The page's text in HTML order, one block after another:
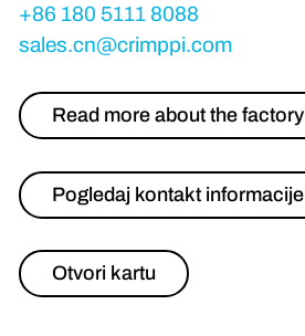
+86 180 5111 8088
sales.cn@crimppi.com
Read more about the factory
Pogledaj kontakt informacije
Otvori kartu